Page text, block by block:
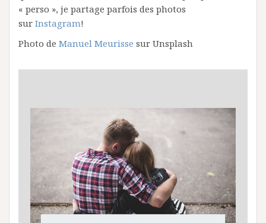
« perso », je partage parfois des photos
sur Instagram!
Photo de Manuel Meurisse sur Unsplash